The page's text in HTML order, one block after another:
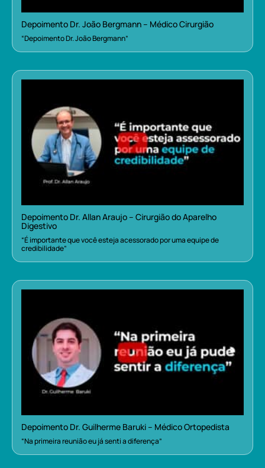
Depoimento Dr. João Bergmann – Médico Cirurgião
“Depoimento Dr. João Bergmann”
Depoimento Dr. Allan Araujo – Cirurgião do Aparelho
Digestivo
“É importante que você esteja acessorado por uma equipe de
credibilidade”
Depoimento Dr. Guilherme Baruki – Médico Ortopedista
“Na primeira reunião eu já senti a diferença”